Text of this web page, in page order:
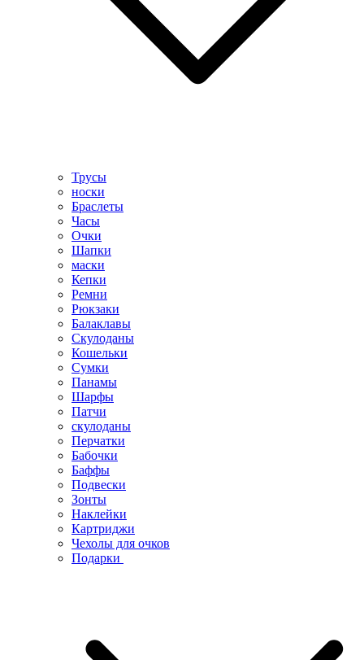
Трусы
носки
Браслеты
Часы
Очки
Шапки
маски
Кепки
Ремни
Рюкзаки
Балаклавы
Скулоданы
Кошельки
Сумки
Панамы
Шарфы
Патчи
скулоданы
Перчатки
Бабочки
Баффы
Подвески
Зонты
Наклейки
Картриджи
Чехолы для очков
Подарки